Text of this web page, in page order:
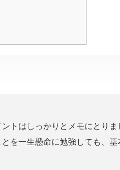
トはしっかりとメモにとりま
を一生懸命に勉強しても、